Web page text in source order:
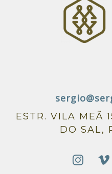
ESTR. VILA MEÃ
DO SAL,